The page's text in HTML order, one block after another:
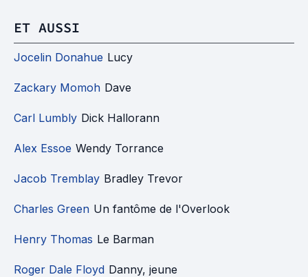
ET AUSSI
Jocelin Donahue Lucy
Zackary Momoh Dave
Carl Lumbly Dick Hallorann
Alex Essoe Wendy Torrance
Jacob Tremblay Bradley Trevor
Charles Green Un fantôme de l'Overlook
Henry Thomas Le Barman
Roger Dale Floyd Danny, jeune